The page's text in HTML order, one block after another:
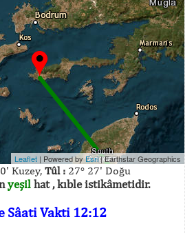
Leaflet | Powered byEsri|Earthstar Geographics
Kuzey, Tûl :27° 27' Doğu
yeşilhat , kıble istikâmetidir.
Sâati Vakti 12:12